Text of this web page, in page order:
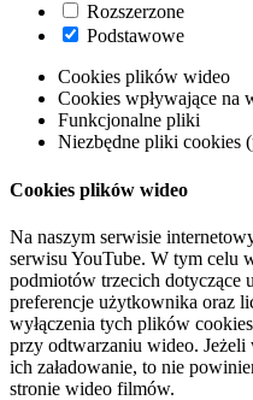
Rozszerzone
Podstawowe
Cookies plików wideo
Cookies wpływające na
Funkcjonalne pliki
Niezbędne pliki cookies
Cookies plików wideo
Na naszym serwisie
serwisu YouTube. W tym celu
podmiotów trzecich dotyczące
preferencje użytkownika oraz
wyłączenia tych plików
przy odtwarzaniu wideo.
ich załadowanie, to nie
stronie wideo filmów.